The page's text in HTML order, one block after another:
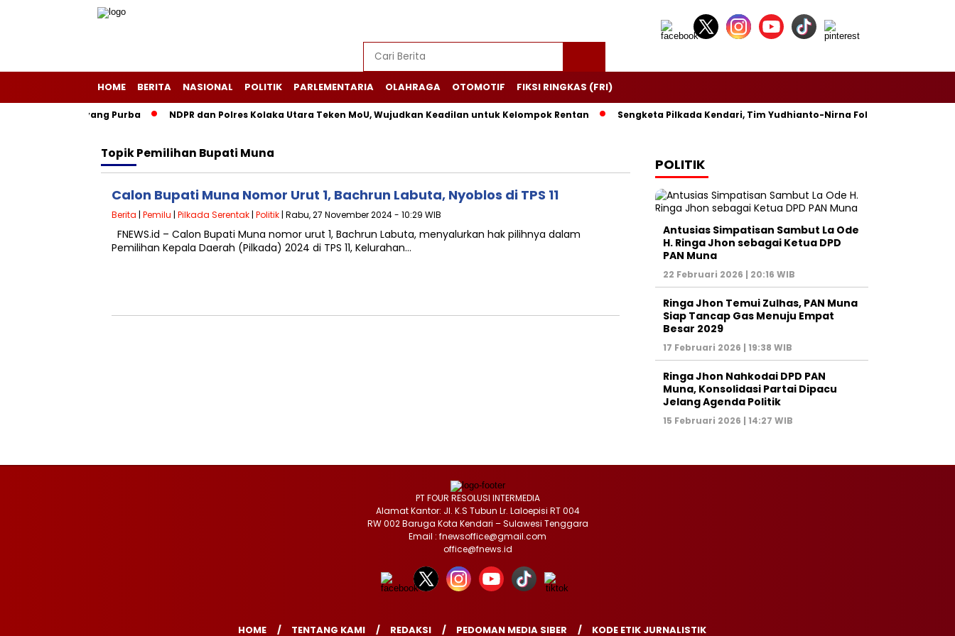
HOME BERITA NASIONAL POLITIK PARLEMENTARIA OLAHRAGA OTOMOTIF FIKSI RINGKAS (FRI)
Layang-Layang Purba NDPR dan Polres Kolaka Utara Teken MoU, Wujudkan Keadilan untuk Kelompok Rentan Sengketa Pilkada Kendari, Tim Yudhianto-Nirna Fokus Siapkan Bukti di
TopikPemilihan Bupati Muna
Calon Bupati Muna Nomor Urut 1, Bachrun Labuta, Nyoblos di TPS 11
Berita | Pemilu | Pilkada Serentak | Politik | Rabu, 27 November 2024 - 10:29 WIB
FNEWS.id – Calon Bupati Muna nomor urut 1, Bachrun Labuta, menyalurkan hak pilihnya dalam
Pemilihan Kepala Daerah (Pilkada) 2024 di TPS 11, Kelurahan…
POLITIK
Antusias Simpatisan Sambut La Ode
H. Ringa Jhon sebagai Ketua DPD
PAN Muna
22 Februari 2026 | 20:16 WIB
Ringa Jhon Temui Zulhas, PAN Muna
Siap Tancap Gas Menuju Empat
Besar 2029
17 Februari 2026 | 19:38 WIB
Ringa Jhon Nahkodai DPD PAN
Muna, Konsolidasi Partai Dipacu
Jelang Agenda Politik
15 Februari 2026 | 14:27 WIB
PT FOUR RESOLUSI INTERMEDIA
Alamat Kantor: Jl. K.S Tubun Lr. Laloepisi RT 004
RW 002 Baruga Kota Kendari – Sulawesi Tenggara
Email : fnewsoffice@gmail.com
office@fnews.id
HOME TENTANG KAMI REDAKSI PEDOMAN MEDIA SIBER KODE ETIK JURNALISTIK